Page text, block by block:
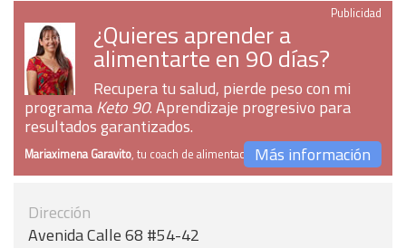
Publicidad
¿Quieres aprender a
alimentarte en 90 días?
Recupera tu salud, pierde peso con mi
programaKeto 90. Aprendizaje progresivo para
resultados garantizados.
Mariaximena Garavito, tu coach de alimentaciónMás información
Dirección
Avenida Calle 68 #54-42